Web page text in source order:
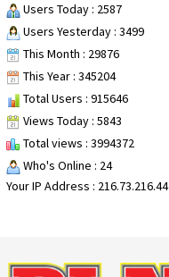
Users Today : 2587
Users Yesterday : 3499
This Month : 29876
This Year : 345204
Total Users : 915646
Views Today : 5843
Total views : 3994372
Who's Online : 24
Your IP Address : 216.73.216.44